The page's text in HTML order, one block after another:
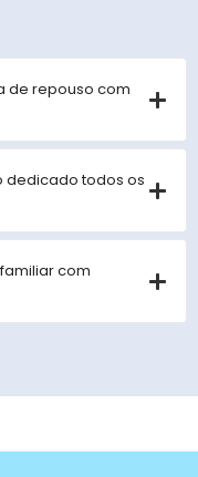
de repouso com
dedicado todos os
com